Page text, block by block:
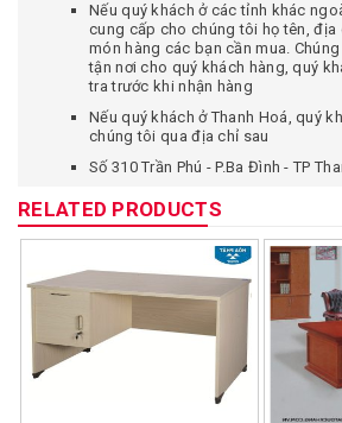
Nếu quý khách ở các tỉnh khác
cung cấp cho chúng tôi họ tên, địa
món hàng các bạn cần mua.
tận nơi cho quý khách hàng, quý
tra trước khi nhận hàng
Nếu quý khách ở Thanh Hoá, quý
chúng tôi qua địa chỉ sau
Số 310 Trần Phú - P.Ba Đình - TP
Câu hỏi 2: Tôi ở xa chuyển phát nhanh như
không, có sợ khi nhận hàng không đúng với
không?
Trả lời:Bạn có quyền được yên tâm khi
chúng tôi vì một số lý do:
Bạn chỉ thanh toán tiền sau khi đã
yêu cầu nhân viên chuyển phát
Chúng tôi cam kết bán hàng đúng
hình ảnh sản phẩm giao cho quý
ảnh SP quảng cáo trên website.
RELATED PRODUCTS